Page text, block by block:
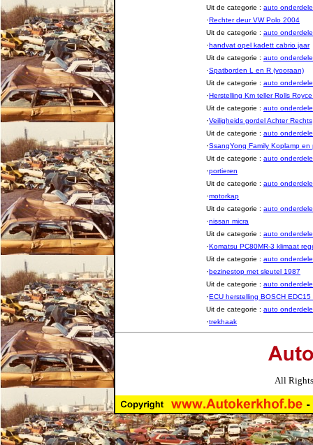
Uit de categorie : auto
·Rechter deur VW Polo 2004
Uit de categorie : auto
·handvat opel kadett cabrio jaar
Uit de categorie : auto
·Spatborden L en R (vooraan)
Uit de categorie : auto
·Herstelling Km teller Rolls
Uit de categorie : auto
·Veiligheids gordel Achter Rechts
Uit de categorie : auto
·SsangYong Family Koplamp en
Uit de categorie : auto
·portieren
Uit de categorie : auto
·motorkap
Uit de categorie : auto
·nissan micra
Uit de categorie : auto
·Komatsu PC80MR-3 klimaat
Uit de categorie : auto
·bezinestop met sleutel 1987
Uit de categorie : auto
·ECU herstelling BOSCH
Uit de categorie : auto
·trekhaak
All